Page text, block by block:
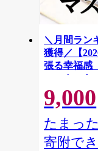
＼月間ラン
獲得／【
張る幸福感
マスカット
房） フルー
の シャイン
ウ 葡萄 大
町 10000円
9,000
たまっ
寄附で